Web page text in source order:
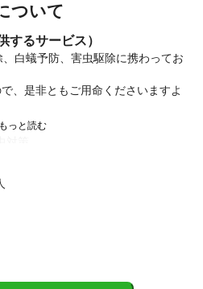
ついて
するサービス）
白蟻予防、害虫駆除に携わってお
、是非ともご用命くださいますよ